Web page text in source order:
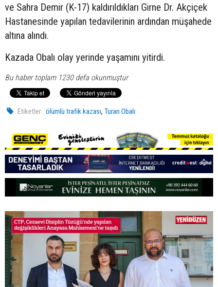
ve Sahra Demir (K-17) kaldırıldıkları Girne Dr. Akçiçek
Hastanesinde yapılan tedavilerinin ardından müşahede
altına alındı.
Kazada Obalı olay yerinde yaşamını yitirdi.
Bu haber toplam 1230 defa okunmuştur
Etiketler : ölümlü trafik kazası,Turan Obalı